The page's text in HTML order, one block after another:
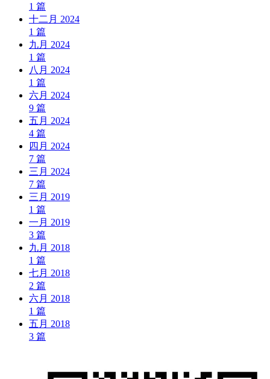
1 篇
十二月 2024
1 篇
九月 2024
1 篇
八月 2024
1 篇
六月 2024
9 篇
五月 2024
4 篇
四月 2024
7 篇
三月 2024
7 篇
三月 2019
1 篇
一月 2019
3 篇
九月 2018
1 篇
七月 2018
2 篇
六月 2018
1 篇
五月 2018
3 篇